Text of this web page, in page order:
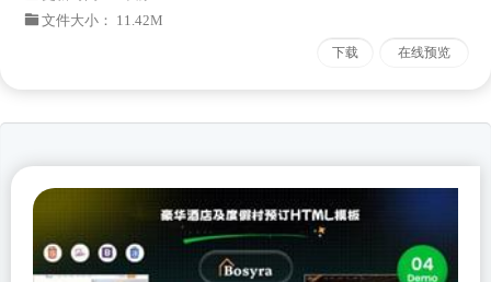
文件大小： 11.42M
下载 在线预览